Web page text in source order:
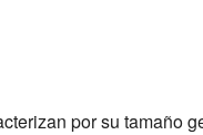
por su tamaño